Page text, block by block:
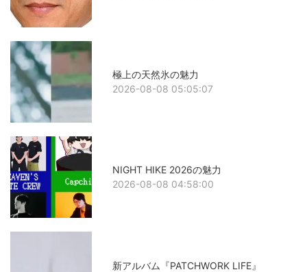
極上の天然氷の魅力
2026-08-08 05:05:07
NIGHT HIKE 2026の魅力
2026-08-08 04:58:00
新アルバム『PATCHWORK LIFE』